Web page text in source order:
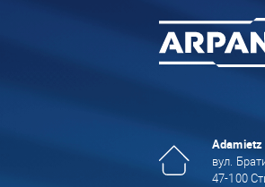
Adamietz
вул.
47-100